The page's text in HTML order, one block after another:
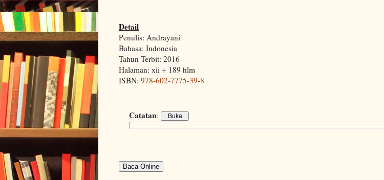
Detail
Penulis: Andrayani
Bahasa: Indonesia
Tahun Terbit: 2016
Halaman: xii + 189 hlm
ISBN: 978-602-7775-39-8
Catatan:
Baca Online